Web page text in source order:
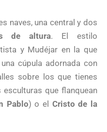
naves, una central y dos
de altura. El estilo
y Mudéjar en la que
cúpula adornada con
sobre los que tienes
que flanquean
Pablo) o el Cristo de la